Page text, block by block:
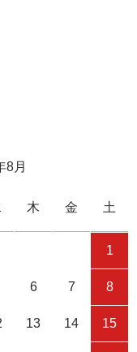
8月
木 金 土
1
6 7 8
13 14 15